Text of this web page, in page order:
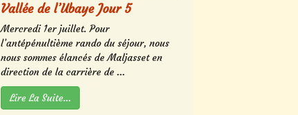
Vallée de l’Ubaye Jour 5
Mercredi 1er juillet. Pour
l’antépénultième rando du séjour, nous
nous sommes élancés de Maljasset en
direction de la carrière de ...
Lire La Suite…